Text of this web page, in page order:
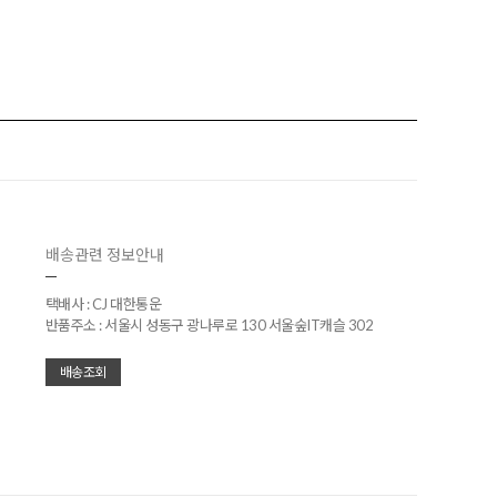
배송관련 정보안내
택배사 : CJ 대한통운
반품주소 : 서울시 성동구 광나루로 130 서울숲IT캐슬 302
배송조회